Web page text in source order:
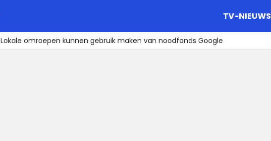
TV-NIEUWS
Lokale omroepen kunnen gebruik maken van noodfonds Google